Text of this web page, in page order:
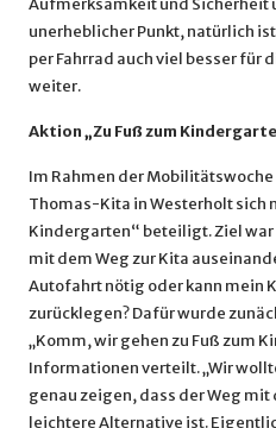
Aufmerksamkeit und Sicherheit
unerheblicher Punkt, natürlich
per Fahrrad auch viel besser für
weiter.
Aktion„Zu Fuß zum
Im Rahmen der
Thomas-Kita in Westerholt sich
Kindergarten“ beteiligt. Ziel war
mit dem Weg zur Kita
Autofahrt nötig oder kann mein
zurücklegen? Dafür wurde
„Komm, wir gehen zu Fuß zum
Informationen verteilt. „Wir
genau zeigen, dass der Weg
leichtere Alternative ist.